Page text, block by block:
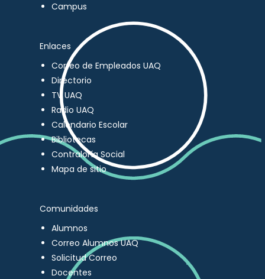
Campus
Enlaces
Correo de Empleados UAQ
Directorio
TV UAQ
Radio UAQ
Calendario Escolar
Bibliotecas
Contraloría Social
Mapa de sitio
Comunidades
Alumnos
Correo Alumnos UAQ
Solicitud Correo
Docentes